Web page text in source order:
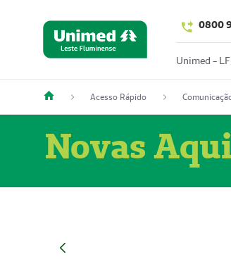
0800
Unimed - LF
Acesso Rápido
Novas